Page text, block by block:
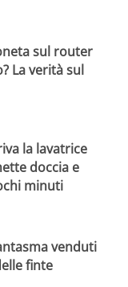
sul router
La verità sul
la lavatrice
doccia e
minuti
venduti
finte